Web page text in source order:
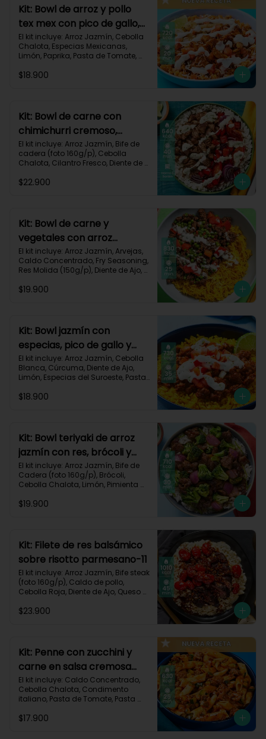
Grasas 46g | Proteínas 30g
Kit: Bowl de arroz y pollo
tex mex con pico de gallo,
queso y sour cream-147
El kit incluye: Arroz Jazmín, Cebolla
Chalota, Especias Mexicanas,
Limón, Paprika, Pasta de Tomate,
Sour Cream, Tomate, Receta
Grasas 25g | Proteínas 41g
$18.900
Kit: Bowl de carne con
chimichurri cremoso,
pimentón y tomate-115
El kit incluye: Arroz Jazmín, Bife de
cadera (foto 160g/p), Cebolla
Chalota, Cilantro Fresco, Diente de
Suroeste, Pimentón Rojo, Sour
Proteínas 44g
$22.900
Kit: Bowl de carne y
vegetales con arroz
dorado-94
El kit incluye: Arroz Jazmín, Arvejas,
Caldo Concentrado, Fry Seasoning,
Res Molida (150g/p), Diente de Ajo,
Rojo, Receta Impresa.
$19.900
Kit: Bowl jazmín con
especias, pico de gallo y
crema de limón-82
El kit incluye: Arroz Jazmín, Cebolla
Blanca, Cúrcuma, Diente de Ajo,
Limón, Especias del Suroeste, Pasta
Sour Cream, Tomate, Receta
Grasas 32g | Proteínas 28g
$18.900
Kit: Bowl teriyaki de arroz
jazmín con res, brócoli y
cebolla-114
El kit incluye: Arroz Jazmín, Bife de
Cadera (foto 160g/p), Brócoli,
Cebolla Chalota, Limón, Pimienta
Impresa.
$19.900
Kit: Filete de res balsámico
sobre risotto parmesano-11
El kit incluye: Arroz Jazmín, Bife steak
(foto 160g/p), Caldo de pollo,
Cebolla Roja, Diente de Ajo, Queso
Tipo Cherry, Vinagre Balsámico y
$23.900
Kit: Penne con zucchini y
carne en salsa cremosa
italiana-146
El kit incluye: Caldo Concentrado,
Cebolla Chalota, Condimento
italiano, Pasta de Tomate, Pasta
Zucchini Verde, Receta Impresa.
$17.900